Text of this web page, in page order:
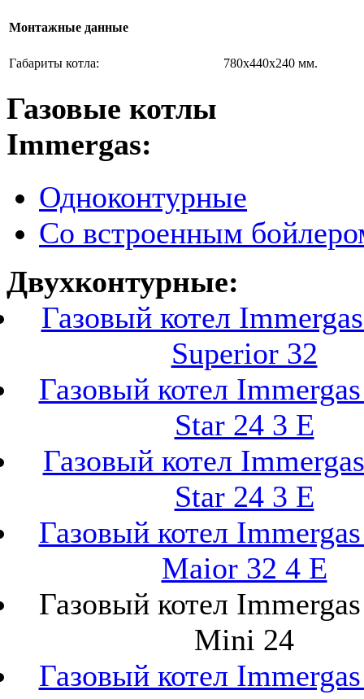
Монтажные данные
Габариты котла: 780х440х240 мм.
Газовые котлы
Immergas:
Одноконтурные
Со встроенным
Двухконтурные:
Газовый котел
Superior 32
Газовый котел
Star 24 3 E
Газовый котел
Star 24 3 E
Газовый котел
Maior 32 4 E
Газовый котел
Mini 24
Газовый котел